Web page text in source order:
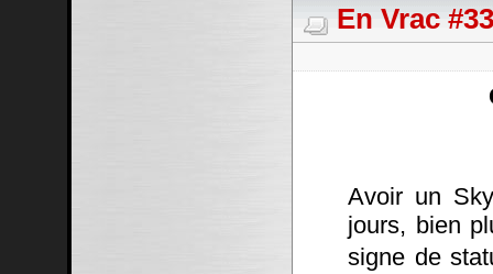
En Vrac
Avoir un
jours, bien
signe de